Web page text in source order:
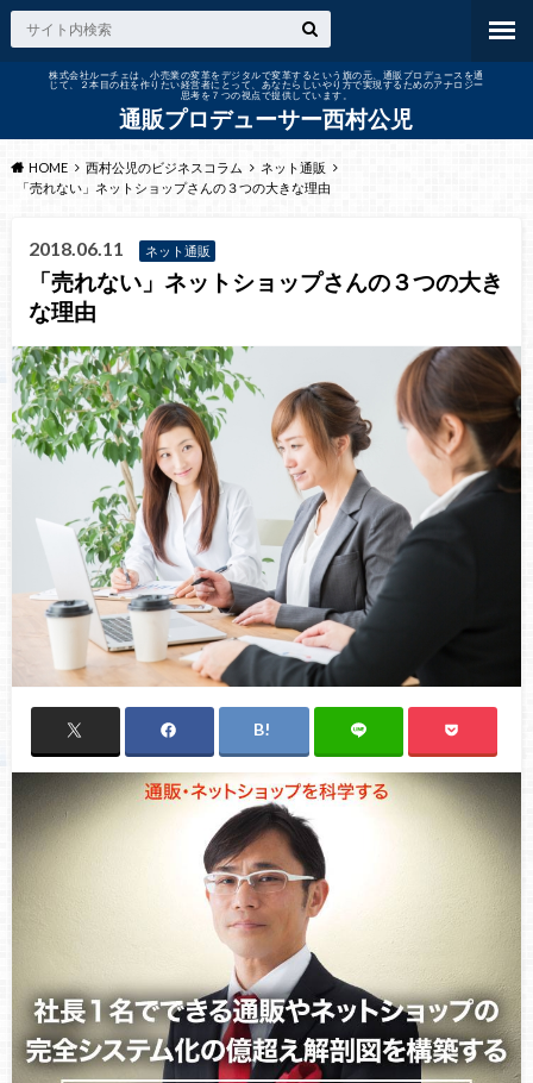
株式会社ルーチェは、小売業の変革をデジタルで変革するという旗の元、通販プロデュースを通
じて、２本目の柱を作りたい経営者にとって、あなたらしいやり方で実現するためのアナロジー
思考を７つの視点で提供しています。
通販プロデューサー西村公児
HOME 西村公児のビジネスコラム
ネット通販
「売れない」ネットショップさんの３つの大きな理由
2018.06.11 ネット通販
「売れない」ネットショップさんの３つの大き
な理由